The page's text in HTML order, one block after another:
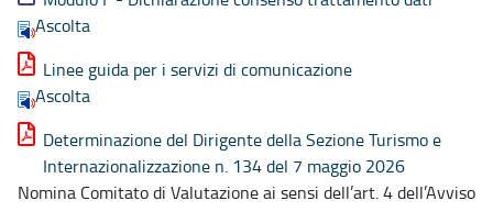
Ascolta
Linee guida per i servizi di comunicazione
Ascolta
Determinazione del Dirigente della Sezione Turismo e
Internazionalizzazione n. 134 del 7 maggio 2026
Nomina Comitato di Valutazione ai sensi dell’art. 4 dell’Avviso